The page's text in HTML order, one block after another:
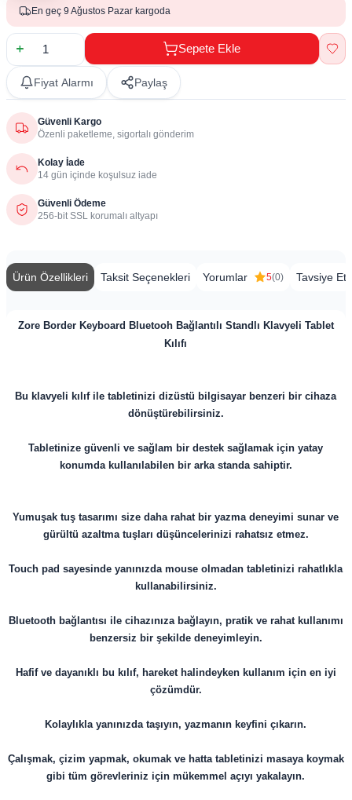
En geç 9 Ağustos Pazar kargoda
Sepete Ekle
Fiyat Alarmı Paylaş
Güvenli Kargo
Özenli paketleme, sigortalı gönderim
Kolay İade
14 gün içinde koşulsuz iade
Güvenli Ödeme
256-bit SSL korumalı altyapı
Ürün Özellikleri Taksit Seçenekleri Yorumlar 5(0) Tavsiye Et
Zore Border Keyboard Bluetooh Bağlantılı Standlı Klavyeli Tablet
Kılıfı
Bu klavyeli kılıf ile tabletinizi dizüstü bilgisayar benzeri bir cihaza
dönüştürebilirsiniz.
Tabletinize güvenli ve sağlam bir destek sağlamak için yatay
konumda kullanılabilen bir arka standa sahiptir.
Yumuşak tuş tasarımı size daha rahat bir yazma deneyimi sunar ve
gürültü azaltma tuşları düşüncelerinizi rahatsız etmez.
Touch pad sayesinde yanınızda mouse olmadan tabletinizi rahatlıkla
kullanabilirsiniz.
Bluetooth bağlantısı ile cihazınıza bağlayın, pratik ve rahat kullanımı
benzersiz bir şekilde deneyimleyin.
Hafif ve dayanıklı bu kılıf, hareket halindeyken kullanım için en iyi
çözümdür.
Kolaylıkla yanınızda taşıyın, yazmanın keyfini çıkarın.
Çalışmak, çizim yapmak, okumak ve hatta tabletinizi masaya koymak
gibi tüm görevleriniz için mükemmel açıyı yakalayın.